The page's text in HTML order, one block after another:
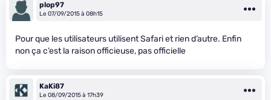
plop97
Le 07/09/2015 à 08h15
Pour que les utilisateurs utilisent Safari et rien d’autre. Enfin
non ça c’est la raison officieuse, pas officielle
KaKi87
Le 08/09/2015 à 17h39